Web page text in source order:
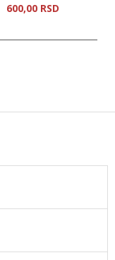
600,00 RSD